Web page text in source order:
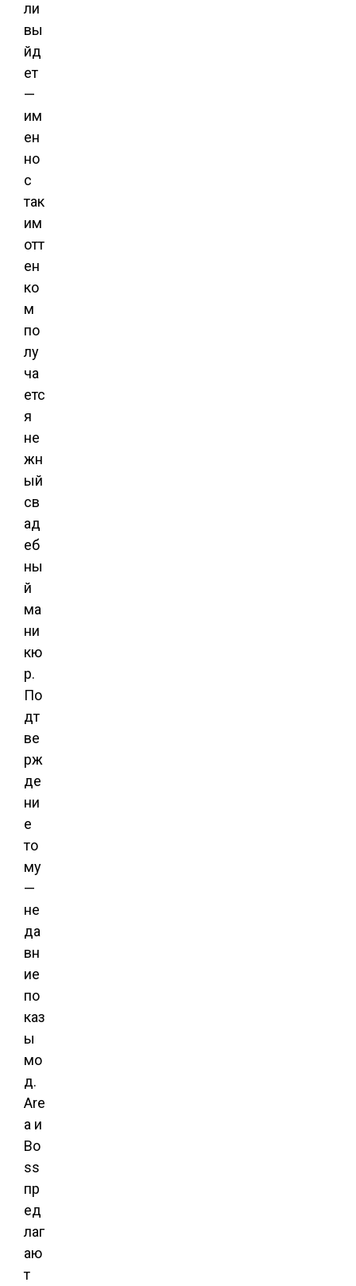
ли
вы
йд
ет
—
им
ен
но
с
так
им
отт
ен
ко
м
по
лу
ча
етс
я
не
жн
ый
св
ад
еб
ны
й
ма
ни
кю
р.
По
дт
ве
рж
де
ни
е
то
му
—
не
да
вн
ие
по
каз
ы
мо
д.
Are
a и
Bo
ss
пр
ед
лаг
аю
т